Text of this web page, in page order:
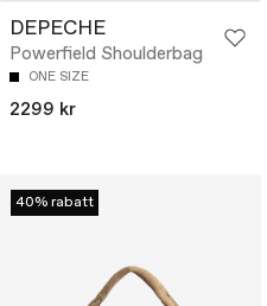
DEPECHE
Powerfield Shoulderbag
ONE SIZE
2299 kr
40% rabatt